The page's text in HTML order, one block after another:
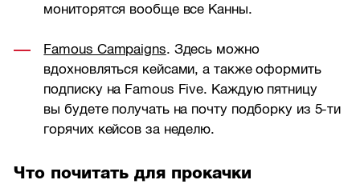
мониторятся вообще все Канны.
Famous Campaigns. Здесь можно
вдохновляться кейсами, а также оформить
подписку на Famous Five. Каждую пятницу
вы будете получать на почту подборку из 5-ти
горячих кейсов за неделю.
Что почитать для прокачки